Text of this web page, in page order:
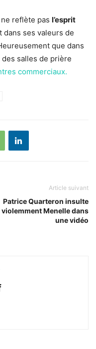
reflète pas l’esprit
dans ses valeurs de
que dans
des salles de prière
commerciaux.
Article suivant
Patrice Quarteron insulte
violemment Menelle dans
une vidéo